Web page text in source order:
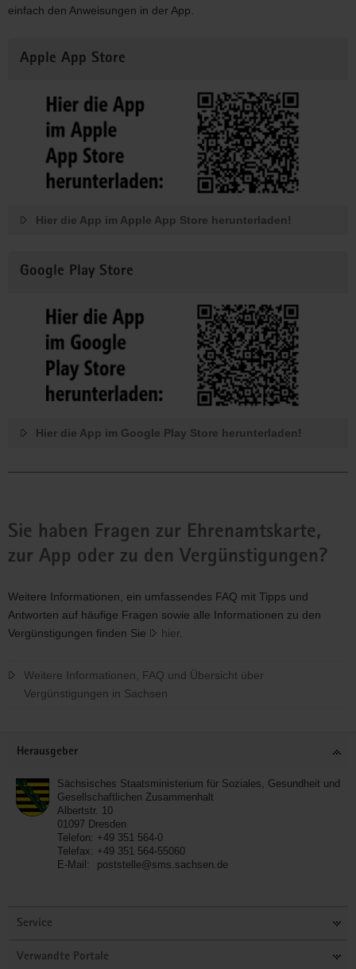
einfach den Anweisungen in der App.
Apple App Store
Hier die App im Apple App Store herunterladen!
Google Play Store
Hier die App im Google Play Store herunterladen!
Sie haben Fragen zur Ehrenamtskarte,
zur App oder zu den Vergünstigungen?
Weitere Informationen, ein umfassendes FAQ mit Tipps und
Antworten auf häufige Fragen sowie alle Informationen zu den
Vergünstigungen finden Sie
hier
Weitere Informationen, FAQ und Übersicht über
Vergünstigungen in Sachsen
Herausgeber
Sächsisches Staatsministerium für Soziales, Gesundheit und
Gesellschaftlichen Zusammenhalt
Albertstr. 10
01097 Dresden
Telefon: +49 351 564-0
Telefax: +49 351 564-55060
E-Mail:
poststelle@sms.sachsen.de
Service
Verwandte Portale